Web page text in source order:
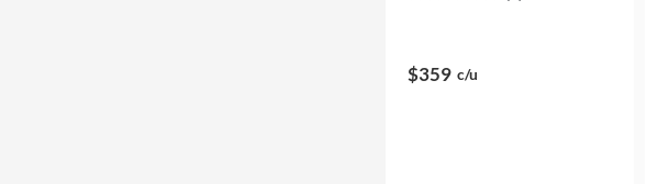
$359 c/u